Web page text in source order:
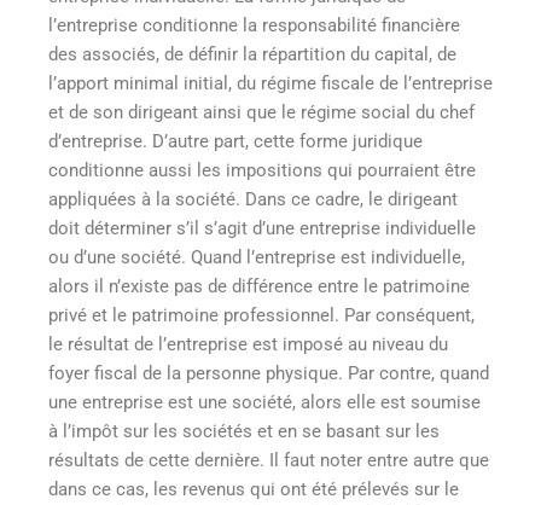
l’entreprise conditionne la responsabilité financière
des associés, de définir la répartition du capital, de
l’apport minimal initial, du régime fiscale de l’entreprise
et de son dirigeant ainsi que le régime social du chef
d’entreprise. D’autre part, cette forme juridique
conditionne aussi les impositions qui pourraient être
appliquées à la société. Dans ce cadre, le dirigeant
doit déterminer s’il s’agit d’une entreprise individuelle
ou d’une société. Quand l’entreprise est individuelle,
alors il n’existe pas de différence entre le patrimoine
privé et le patrimoine professionnel. Par conséquent,
le résultat de l’entreprise est imposé au niveau du
foyer fiscal de la personne physique. Par contre, quand
une entreprise est une société, alors elle est soumise
à l’impôt sur les sociétés et en se basant sur les
résultats de cette dernière. Il faut noter entre autre que
dans ce cas, les revenus qui ont été prélevés sur le